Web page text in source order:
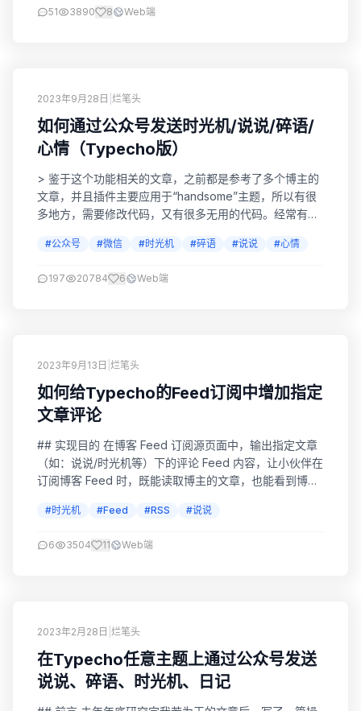
51 3890 8 Web端
2023年9月28日 烂笔头
如何通过公众号发送时光机/说说/碎语/
心情（Typecho版）
> 鉴于这个功能相关的文章，之前都是参考了多个博主的
文章，并且插件主要应用于“handsome”主题，所以有很
多地方，需要修改代码，又有很多无用的代码。经常有网
重写了。。。直接按下面步骤即可，无需修改代码！ 申请
没有其他特殊需求，够用了。传送门：测试公众号 安装时
#公众号 #微信 #时光机 #碎语 #说说 #心情
197 20784 6 Web端
2023年9月13日 烂笔头
如何给Typecho的Feed订阅中增加指定
文章评论
## 实现目的 在博客 Feed 订阅源页面中，输出指定文章
（如：说说/时光机等）下的评论 Feed 内容，让小伙伴在
订阅博客 Feed 时，既能读取博主的文章，也能看到博主
Lopwon，相关文章：给博客 Feed 添加指定文章评论
结，转载还请署名。 工作原理 Typecho 有博客 Fee...
#时光机 #Feed #RSS #说说
6 3504 11 Web端
2023年2月28日 烂笔头
在Typecho任意主题上通过公众号发送
说说、碎语、时光机、日记